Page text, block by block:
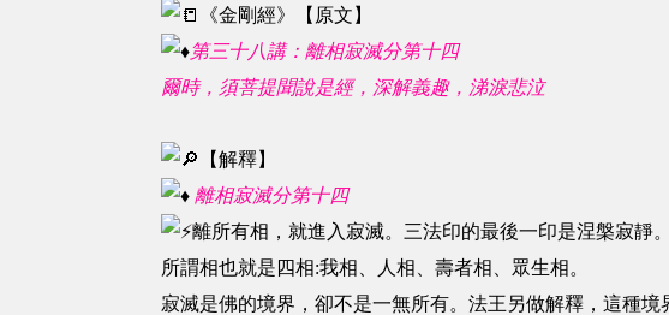
《金剛經》【原文】
第三十八講： 離相寂滅分第十四
爾時，須菩提聞說是經，深解義趣，涕淚悲泣
【解釋】
離相寂滅分第十四
離所有相，就進入寂滅。三法印的最後一印是涅槃寂靜。
所謂相也就是四相:我相、人相、壽者相、眾生相。
寂滅是佛的境界，卻不是一無所有。法王另做解釋，這種